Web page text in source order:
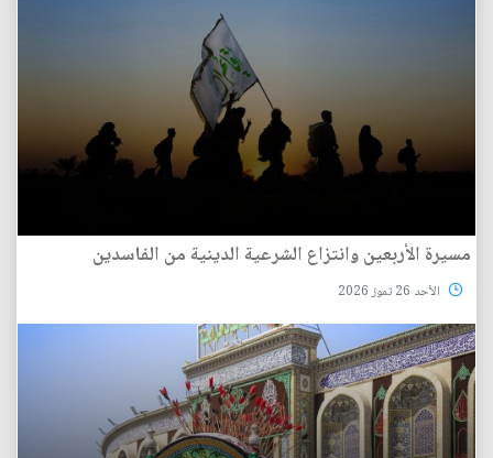
مسيرة الأربعين وانتزاع الشرعية الدينية من الفاسدين
الأحد 26 تموز 2026